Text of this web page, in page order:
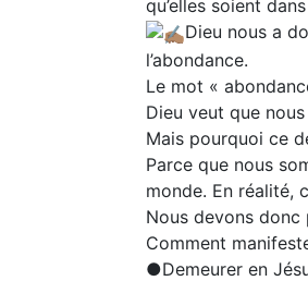
qu’elles soient
Dieu nous a
l’abondance.
Le mot «
Dieu veut que
Mais pourquoi ce
Parce que nous
monde. En réalité,
Nous devons donc
Comment
●Demeurer en